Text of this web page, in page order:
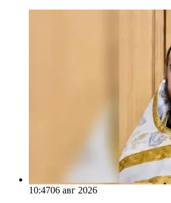
10:4706 авг 2026